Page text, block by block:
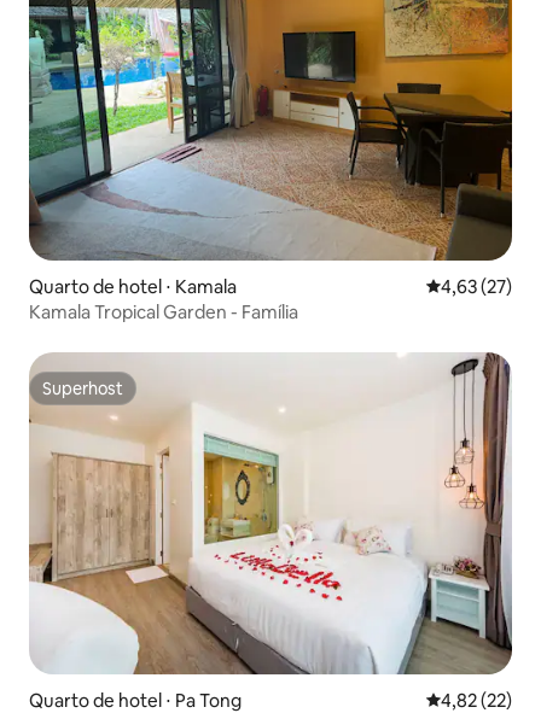
Quarto de hotel ⋅ Kamala 4,63 de uma
4,63 (27)
Kamala Tropical Garden - Família
Superhost
Superhost
Quarto de hotel ⋅ Pa Tong 4,82 de uma
4,82 (22)